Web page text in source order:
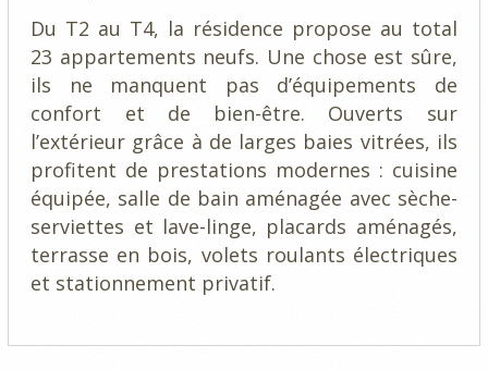
Du T2 au T4, la résidence propose au total
23 appartements neufs. Une chose est sûre,
ils ne manquent pas d’équipements de
confort et de bien-être. Ouverts sur
l’extérieur grâce à de larges baies vitrées, ils
profitent de prestations modernes : cuisine
équipée, salle de bain aménagée avec sèche-
serviettes et lave-linge, placards aménagés,
terrasse en bois, volets roulants électriques
et stationnement privatif.